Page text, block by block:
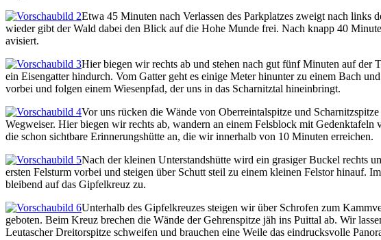
Etwa 45 Minuten nach Verlassen des Parkplatzes zweigt nach links
wieder gibt der Wald dabei den Blick auf die Hohe Munde frei. Nach knapp 40
avisiert.
Hier biegen wir rechts ab und stehen nach gut fünf Minuten auf der
ein Eisengatter hindurch. Vom Gatter geht es einige Meter hinunter zu einem Bach
vorbei und folgen einem Wiesenpfad, der uns in das Scharnitztal hineinbringt.
Vor uns rücken die Wände von Oberreintalspitze und
Wegweiser. Hier biegen wir rechts ab, wandern an einem Felsblock mit
die schon sichtbare Erinnerungshütte an, die wir innerhalb von 10 Minuten erreichen.
Nach der kleinen Unterstandshütte wird ein grasiger Buckel rechts
ersten Felsturm vorbei und steigen über Schutt steil zu einem kleinen Felstor hinauf.
bleibend auf das Gipfelkreuz zu.
Unterhalb des Gipfelkreuzes steigen wir über Schrofen zum
geboten. Beim Kreuz brechen die Wände der Gehrenspitze jäh ins Puittal ab. Wir
Leutascher Dreitorspitze schweifen und brauchen eine Weile das eindrucksvolle